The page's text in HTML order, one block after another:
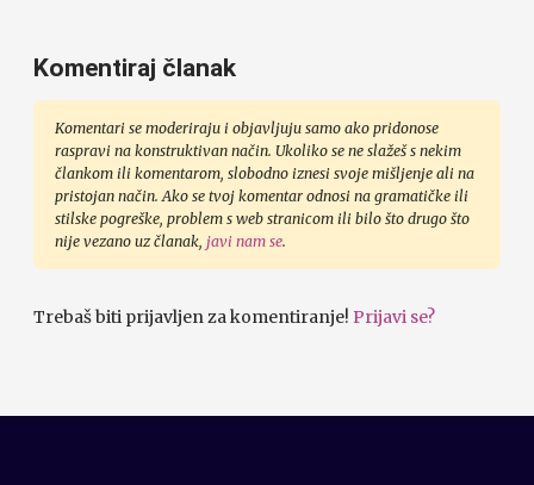
Komentiraj članak
Komentari se moderiraju i objavljuju samo ako pridonose
raspravi na konstruktivan način. Ukoliko se ne slažeš s nekim
člankom ili komentarom, slobodno iznesi svoje mišljenje ali na
pristojan način. Ako se tvoj komentar odnosi na gramatičke ili
stilske pogreške, problem s web stranicom ili bilo što drugo što
nije vezano uz članak, javi nam se.
Trebaš biti prijavljen za komentiranje! Prijavi se?